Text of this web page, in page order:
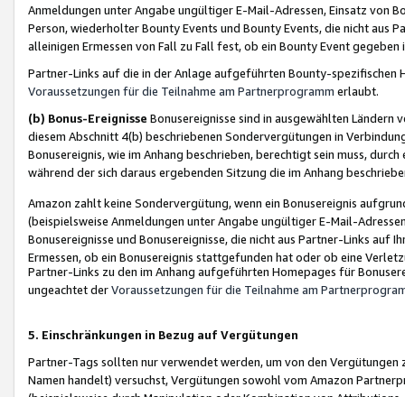
Anmeldungen unter Angabe ungültiger E-Mail-Adressen, Einsatz von
Person, wiederholter Bounty Events und Bounty Events, die nicht
alleinigen Ermessen von Fall zu Fall fest, ob ein Bounty Event
Partner-Links auf die in der Anlage aufgeführten Bounty-spezifischen
Voraussetzungen für die Teilnahme am Partnerprogramm erlaubt.
(b) Bonus-Ereignisse Bonusereignisse sind in ausgewählten Ländern
diesem Abschnitt 4(b) beschriebenen Sondervergütungen in
Bonusereignis, wie im Anhang beschrieben, berechtigt sein muss,
während der sich daraus ergebenden Sitzung die im Anhang
Amazon zahlt keine Sondervergütung, wenn ein Bonusereignis
(beispielsweise Anmeldungen unter Angabe ungültiger E-Mail-
Bonusereignisse und Bonusereignisse, die nicht aus Partner-Links auf
Ermessen, ob ein Bonusereignis stattgefunden hat oder ob eine
Partner-Links zu den im Anhang aufgeführten Homepages für
ungeachtet derVoraussetzungen für die Teilnahme am
5. Einschränkungen in Bezug auf Vergütungen
Partner-Tags sollten nur verwendet werden, um von den
Namen handelt) versuchst, Vergütungen sowohl vom Amazon